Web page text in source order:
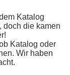
Katalog
doch die kamen
Katalog oder
Wir haben